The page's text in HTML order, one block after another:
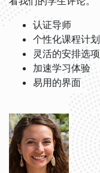
认证导师
个性化课程计划
灵活的安排选项
加速学习体验
易用的界面